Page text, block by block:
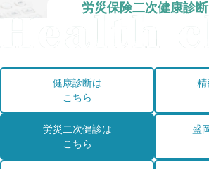
労災保険二次健康診
健康診断は
こちら
精
労災二次健診は
こちら
盛